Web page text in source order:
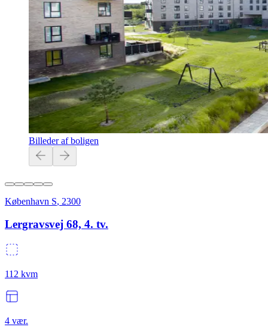
Billeder af boligen
København S, 2300
Lergravsvej 68, 4. tv.
112 kvm
4 vær.